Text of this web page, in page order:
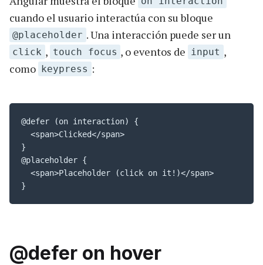
cuando el usuario interactúa con su bloque
@placeholder . Una interacción puede ser un
click , touch focus , o eventos de input ,
como
keypress :
@defer (on interaction) {
  <span>Clicked</span>
}
@placeholder {
  <span>Placeholder (click on it!)</span>
}
@defer on hover